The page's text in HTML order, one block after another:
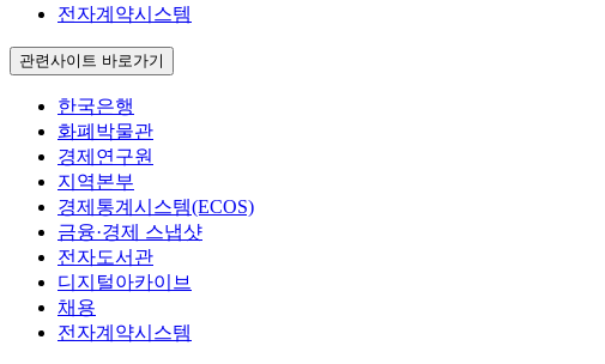
전자계약시스템
관련사이트 바로가기
한국은행
화폐박물관
경제연구원
지역본부
경제통계시스템(ECOS)
금융·경제 스냅샷
전자도서관
디지털아카이브
채용
전자계약시스템